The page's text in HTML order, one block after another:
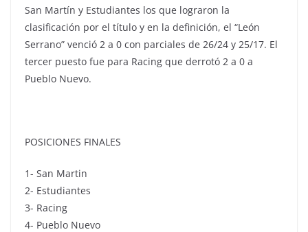
San Martín y Estudiantes los que lograron la
clasificación por el título y en la definición, el “León
Serrano” venció 2 a 0 con parciales de 26/24 y 25/17. El
tercer puesto fue para Racing que derrotó 2 a 0 a
Pueblo Nuevo.
POSICIONES FINALES
1- San Martin
2- Estudiantes
3- Racing
4- Pueblo Nuevo